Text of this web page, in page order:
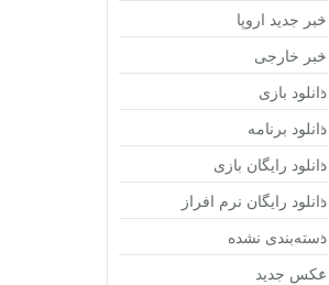
خبر جدید اروپا
خبر خارجی
دانلود بازی
دانلود برنامه
دانلود رایگان بازی
دانلود رایگان نرم افراز
دسته‌بندی نشده
عکس جدید